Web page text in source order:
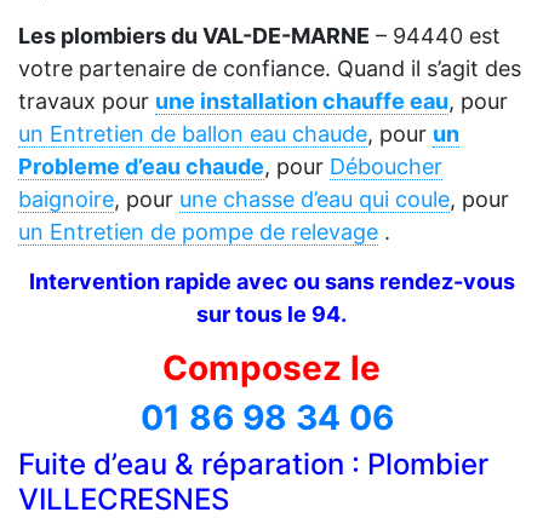
Les plombiers du VAL-DE-MARNE – 94440 est
votre partenaire de confiance. Quand il s’agit des
travaux pour une installation chauffe eau, pour
un Entretien de ballon eau chaude, pour un
Probleme d’eau chaude, pour Déboucher
baignoire, pour une chasse d’eau qui coule, pour
un Entretien de pompe de relevage .
Intervention rapide avec ou sans rendez-vous
sur tous le 94.
Composez le
01 86 98 34 06
Fuite d’eau & réparation : Plombier
VILLECRESNES